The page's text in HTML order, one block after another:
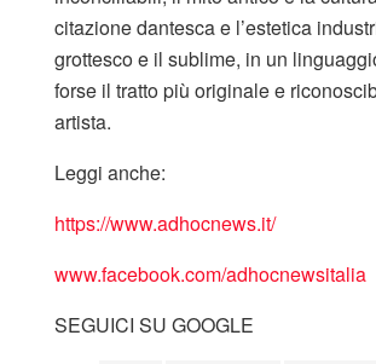
citazione dantesca e l’estetica
grottesco e il sublime, in un
forse il tratto più originale e
artista.
Leggi anche:
https://www.adhocnews.it/
www.facebook.com/adhocnewsitalia
SEGUICI SU GOOGLE